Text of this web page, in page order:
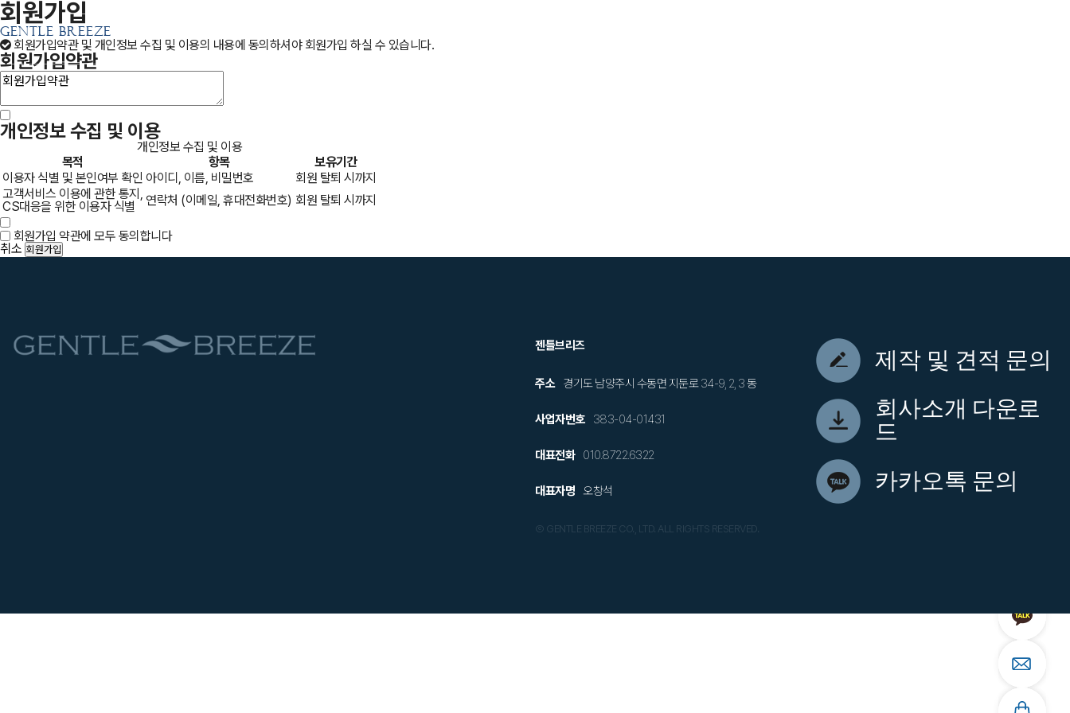
회원가입
GENTLE BREEZE
회원가입약관 및 개인정보 수집 및 이용의 내용에 동의하셔야 회원가입 하실 수 있습니다.
회원가입약관
개인정보 수집 및 이용
개인정보 수집 및 이용
목적
항목
보유기간
이용자 식별 및 본인여부 확인 아이디, 이름, 비밀번호
회원 탈퇴 시까지
고객서비스 이용에 관한 통지,
CS대응을 위한 이용자 식별
연락처 (이메일, 휴대전화번호) 회원 탈퇴 시까지
회원가입 약관에 모두 동의합니다
취소 회원가입
젠틀브리즈
주소 경기도 남양주시 수동면 지둔로 34-9, 2, 3 동
사업자번호 383-04-01431
대표전화 010.8722.6322
대표자명 오창석
제작 및 견적 문의
회사소개 다운로
드
카카오톡 문의
Ⓒ GENTLE BREEZE CO., LTD. ALL RIGHTS RESERVED.